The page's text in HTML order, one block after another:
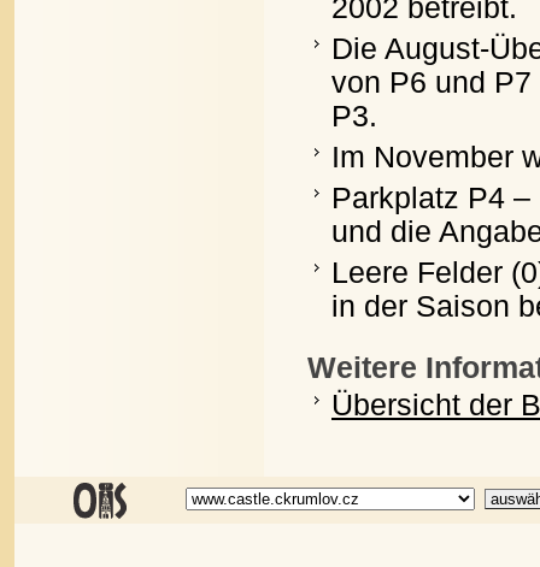
2002 betreibt.
Die August-
von P6 und
P3.
Im November
Parkplatz P4
und die
Leere Felder
in der Saison
Weitere
Übersicht der